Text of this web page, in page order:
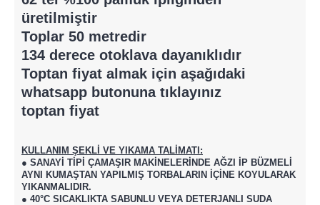
üretilmiştir
Toplar 50 metredir
134 derece otoklava dayanıklıdır
Toptan fiyat almak için aşağıdaki
whatsapp butonuna tıklayınız
toptan fiyat
KULLANIM ŞEKLİ VE YIKAMA TALİMATI:
● SANAYİ TİPİ ÇAMAŞIR MAKİNELERİNDE AĞZI İP BÜZMELİ
AYNI KUMAŞTAN YAPILMIŞ TORBALARIN İÇİNE KOYULARAK
YIKANMALIDIR.
● 40°C SICAKLIKTA SABUNLU VEYA DETERJANLI SUDA